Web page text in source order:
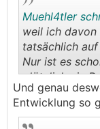
im
Musk
Muehl4tler
weil ich davon
tatsächlich
Nur ist es
plötzlich ein
ausgewertet
Smartphone
interessiert.
Und genau
Entwicklung so